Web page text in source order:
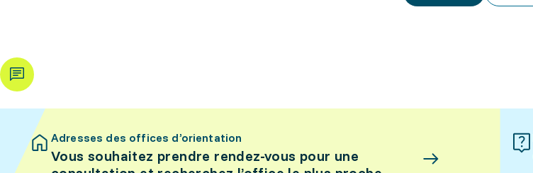
Adresses des offices d’orientation
Vous souhaitez prendre rendez-vous pour une